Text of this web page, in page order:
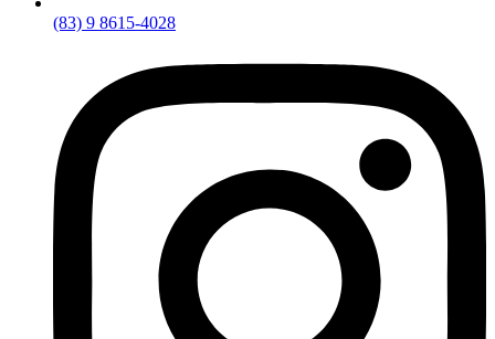
(83) 9 8615-4028